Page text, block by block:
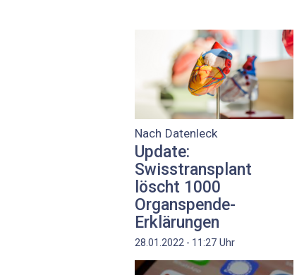
Nach Datenleck
Update:
Swisstransplant
löscht 1000
Organspende-
Erklärungen
28.01.2022 - 11:27 Uhr